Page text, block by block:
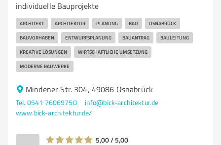
individuelle Bauprojekte
ARCHITEKT ARCHITEKTUR PLANUNG BAU OSNABRÜCK
BAUVORHABEN ENTWURFSPLANUNG BAUANTRAG BAULEITUNG
KREATIVE LÖSUNGEN WIRTSCHAFTLICHE UMSETZUNG
MODERNE BAUWERKE
Mindener Str. 304, 49086 Osnabrück
Tel. 0541 76069750
info@bick-architektur.de
www.bick-architektur.de/
5,00 / 5,00